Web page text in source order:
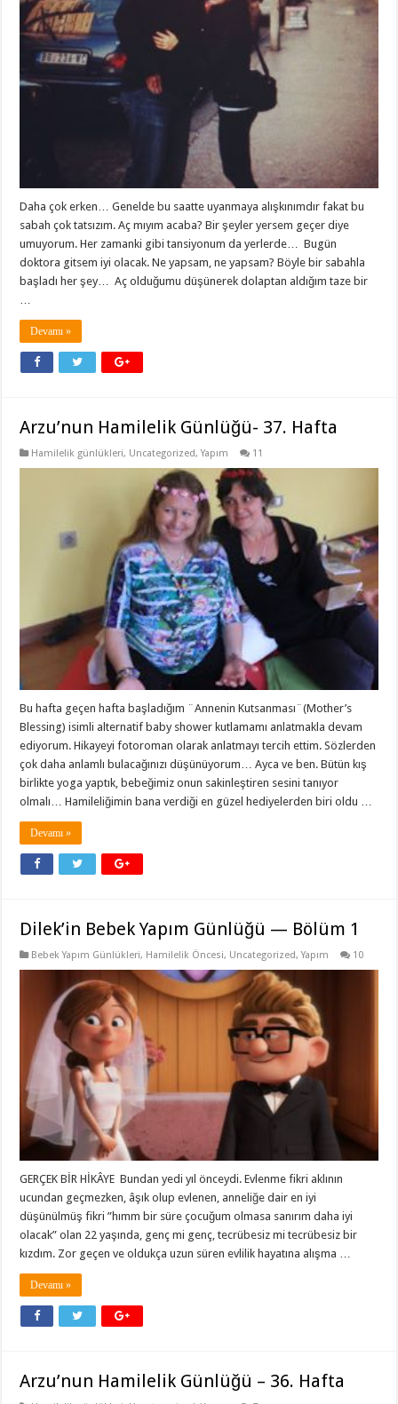
Daha çok erken… Genelde bu saatte uyanmaya alışkınımdır fakat bu
sabah çok tatsızım. Aç mıyım acaba? Bir şeyler yersem geçer diye
umuyorum. Her zamanki gibi tansiyonum da yerlerde… Bugün
doktora gitsem iyi olacak. Ne yapsam, ne yapsam? Böyle bir sabahla
başladı her şey… Aç olduğumu düşünerek dolaptan aldığım taze bir
Devamı »
Arzu’nun Hamilelik Günlüğü- 37. Hafta
Hamilelik günlükleri, Uncategorized,Yapım 11
Bu hafta geçen hafta başladığım ¨Annenin Kutsanması¨(Mother’s
Blessing) isimli alternatif baby shower kutlamamı anlatmakla devam
ediyorum. Hikayeyi fotoroman olarak anlatmayı tercih ettim. Sözlerden
çok daha anlamlı bulacağınızı düşünüyorum… Ayca ve ben. Bütün kış
birlikte yoga yaptık, bebeğimiz onun sakinleştiren sesini tanıyor
olmalı… Hamileliğimin bana verdiği en güzel hediyelerden biri oldu …
Devamı »
Dilek’in Bebek Yapım Günlüğü — Bölüm 1
Bebek Yapım Günlükleri, Hamilelik Öncesi, Uncategorized,Yapım 10
GERÇEK BİR HİKÂYE Bundan yedi yıl önceydi. Evlenme fikri aklının
ucundan geçmezken, âşık olup evlenen, anneliğe dair en iyi
düşünülmüş fikri ”hımm bir süre çocuğum olmasa sanırım daha iyi
olacak” olan 22 yaşında, genç mi genç, tecrübesiz mi tecrübesiz bir
kızdım. Zor geçen ve oldukça uzun süren evlilik hayatına alışma …
Devamı »
Arzu’nun Hamilelik Günlüğü – 36. Hafta